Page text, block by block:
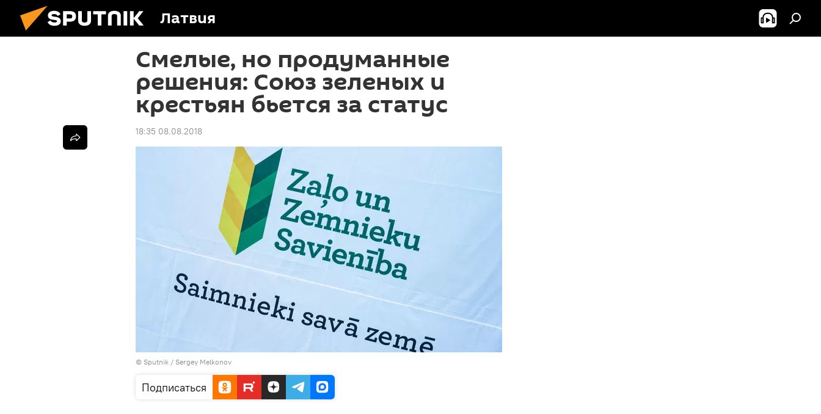
Латвия
Смелые, но продуманные
решения: Союз зеленых и
крестьян бьется за статус
18:35 08.08.2018
© Sputnik / Sergey Melkonov
Подписаться